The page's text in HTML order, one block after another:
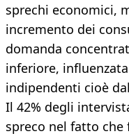
sprechi economici,
incremento dei
domanda
inferiore,
indipendenti cioè
Il 42% degli
spreco nel fatto che